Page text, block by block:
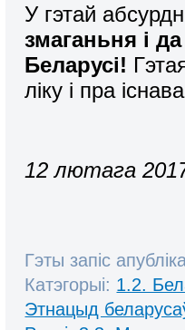
У гэтай
змаганьня і
Беларусі!
ліку і пра
12 лютага
Гэты запіс
Катэгорыі: 1.2.
Этнацыд